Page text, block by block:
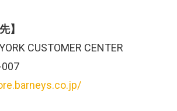
】
CUSTOMER CENTER